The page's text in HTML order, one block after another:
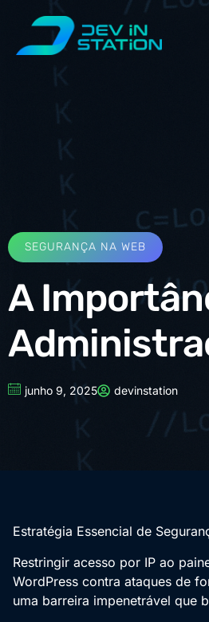
SEGURANÇA NA WEB
A
junho 9, 2025 devinstation
Estratégia Essencial de
Restringir acesso por IP ao
WordPress contra ataques de
uma barreira impenetrável que